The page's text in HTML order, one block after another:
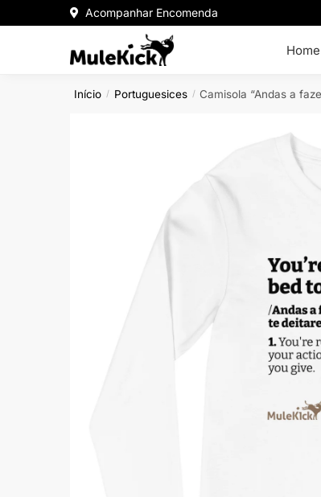
Acompanhar Encomenda
Home
Início / Portuguesices / Camisola “Andas a